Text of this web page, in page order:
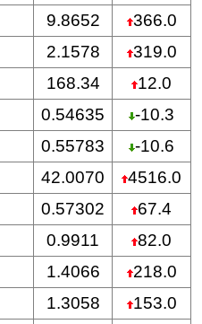
9.8652
366.0
2.1578
319.0
168.34
12.0
0.54635
-10.3
0.55783
-10.6
42.0070
4516.0
0.57302
67.4
0.9911
82.0
1.4066
218.0
1.3058
153.0